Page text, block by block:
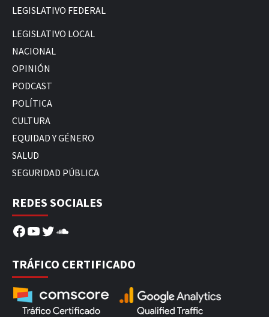
LEGISLATIVO FEDERAL
LEGISLATIVO LOCAL
NACIONAL
OPINIÓN
PODCAST
POLÍTICA
CULTURA
EQUIDAD Y GÉNERO
SALUD
SEGURIDAD PÚBLICA
REDES SOCIALES
Facebook
YouTube
Twitter
SoundCloud
TRÁFICO CERTIFICADO